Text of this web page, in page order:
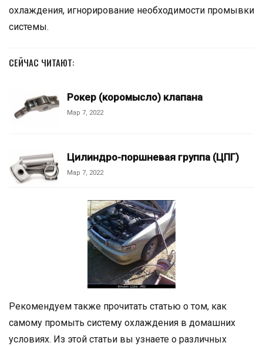
охлаждения, игнорирование необходимости промывки
системы.
СЕЙЧАС ЧИТАЮТ:
Рокер (коромысло) клапана
Мар 7, 2022
Цилиндро-поршневая группа (ЦПГ)
Мар 7, 2022
Рекомендуем также прочитать статью о том, как
самому промыть систему охлаждения в домашних
условиях. Из этой статьи вы узнаете о различных